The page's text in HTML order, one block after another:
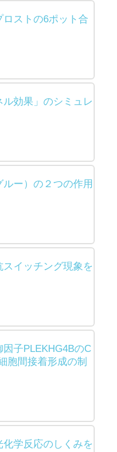
ストの6ポット合
効果」のシミュレ
ー）の２つの作用
イッチング現象を
子PLEKHG4BのC
胞間接着形成の制
学反応のしくみを